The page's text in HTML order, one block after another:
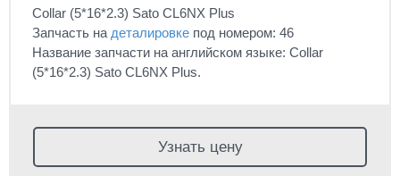
Collar (5*16*2.3) Sato CL6NX Plus
Запчасть на деталировке под номером: 46
Название запчасти на английском языке: Collar
(5*16*2.3) Sato CL6NX Plus.
Узнать цену